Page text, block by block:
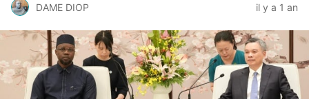
DAME DIOP il y a 1 an